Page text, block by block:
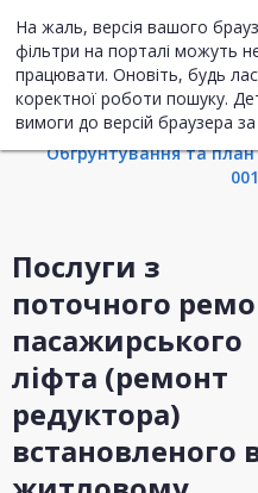
На жаль, версія вашого
фільтри на порталі можуть
працювати. Оновіть, будь
коректної роботи пошуку.
вимоги до версій браузера за
Інформація
Обгрунтування та план
Послуги з
поточного
пасажирського
ліфта (ремонт
редуктора)
встановленого